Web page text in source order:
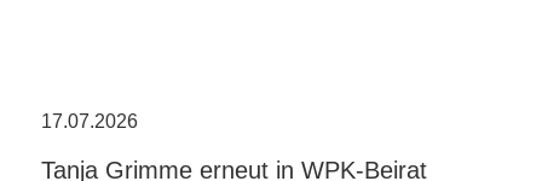
17.07.2026
Tanja Grimme erneut in WPK-Beirat